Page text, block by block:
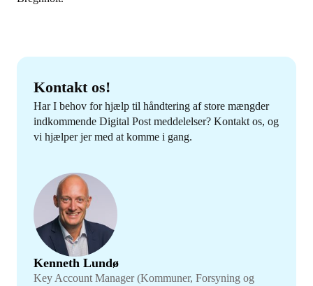
Kontakt os!
Har I behov for hjælp til håndtering af store mængder
indkommende Digital Post meddelelser? Kontakt os, og
vi hjælper jer med at komme i gang.
Kenneth Lundø
Key Account Manager (Kommuner, Forsyning og